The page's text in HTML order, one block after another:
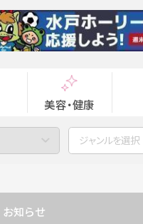
美容・健康
ジャンルを選択
お知らせ